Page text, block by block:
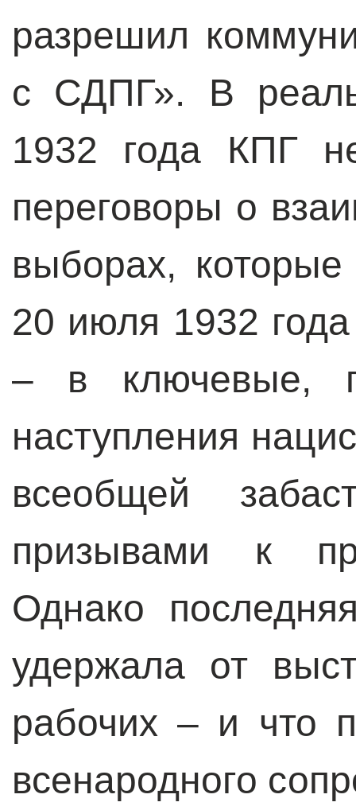
разрешил
с СДПГ». В
1932 года КПГ
переговоры о
выборах,
20 июля 1932
– в ключевые,
наступления
всеобщей
призывами к
Однако
удержала от
рабочих – и что
всенародного